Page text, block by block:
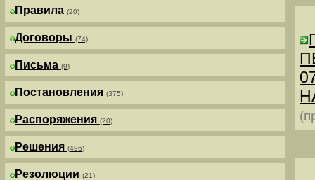
Правила (20)
Договоры (74)
Письма (9)
Постановления (375)
Распоряжения (20)
Решения (496)
Резолюции (21)